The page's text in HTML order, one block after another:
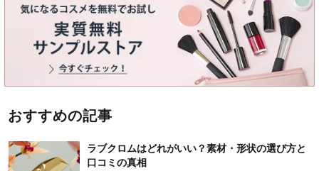
おすすめの記事
ラブクロムはどれがいい？素材・形状の選び方と
口コミの真相